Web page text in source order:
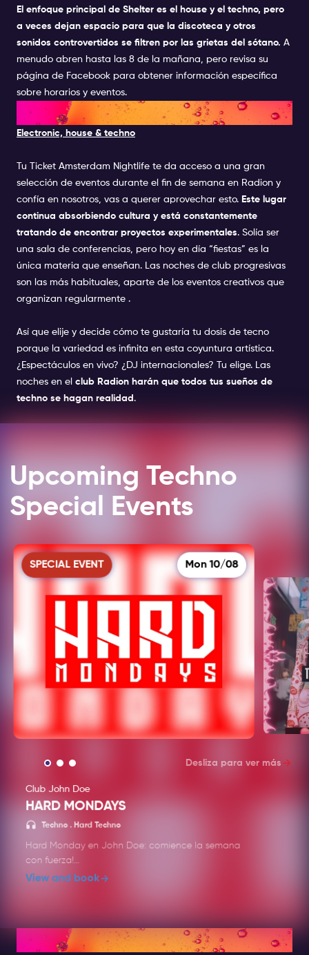
El enfoque principal de Shelter es el house y el techno, pero
a veces dejan espacio para que la discoteca y otros
sonidos controvertidos se filtren por las grietas del sótano. A
menudo abren hasta las 8 de la mañana, pero revisa su
página de Facebook para obtener información específica
sobre horarios y eventos.
9. RADION
Electronic, house & techno
Tu Ticket Amsterdam Nightlife te da acceso a una gran
selección de eventos durante el fin de semana en Radion y
confía en nosotros, vas a querer aprovechar esto. Este lugar
continua absorbiendo cultura y está constantemente
tratando de encontrar proyectos experimentales. Solía ​​ser
una sala de conferencias, pero hoy en día “fiestas” es la
única materia que enseñan. Las noches de club progresivas
son las más habituales, aparte de los eventos creativos que
organizan regularmente .
Así que elije y decide cómo te gustaría tu dosis de tecno
porque la variedad es infinita en esta coyuntura artística.
¿Espectáculos en vivo? ¿DJ internacionales? Tu elige. Las
noches en el club Radion harán que todos tus sueños de
techno se hagan realidad.
Upcoming Techno
Special Events
SPECIAL EVENT Mon 10/08
Club John Doe
HARD MONDAYS
Techno . Hard Techno
Hard Monday en John Doe: comience la semana
con fuerza!
empezar la semana con fuerza. Con los mejores
DJ de hard techno e industrial, este evento es
View and book
Desliza para ver más
10. OT301